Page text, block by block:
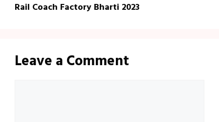
Rail Coach Factory Bharti 2023
Leave a Comment